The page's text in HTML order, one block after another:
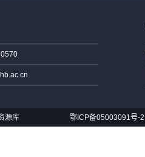
源库 鄂ICP备05003091号-2